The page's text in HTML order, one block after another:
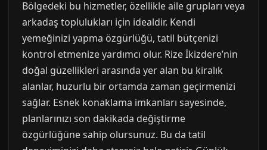
Bölgedeki bu hizmetler, özellikle aile grupları veya
arkadaş toplulukları için idealdir. Kendi
yemeğinizi yapma özgürlüğü, tatil bütçenizi
kontrol etmenize yardımcı olur. Rize İkizdere’nin
doğal güzellikleri arasında yer alan bu kiralık
alanlar, huzurlu bir ortamda zaman geçirmenizi
sağlar. Esnek konaklama imkanları sayesinde,
planlarınızı son dakikada değiştirme
özgürlüğüne sahip olursunuz. Bu da tatil